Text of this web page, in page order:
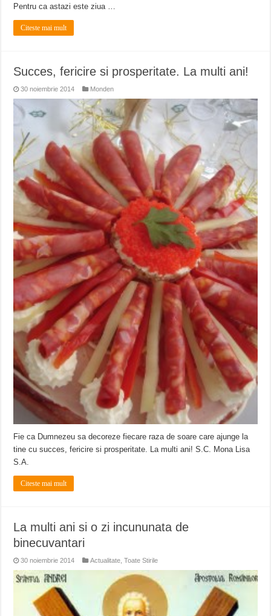
Pentru ca astazi este ziua …
Citeste mai mult
Succes, fericire si prosperitate. La multi ani!
30 noiembrie 2014 Monden
Fie ca Dumnezeu sa decoreze fiecare raza de soare care ajunge la
tine cu succes, fericire si prosperitate. La multi ani! S.C. Mona Lisa
S.A.
Citeste mai mult
La multi ani si o zi incununata de
binecuvantari
30 noiembrie 2014 Actualitate ,Toate Stirile